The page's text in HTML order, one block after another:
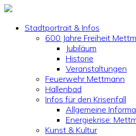
Stadtportrait & Infos
600 Jahre Freiheit
Jubiläum
Historie
Veranstaltungen
Feuerwehr Mettmann
Hallenbad
Infos für den Krisenfall
Allgemeine
Energiekrise:
Kunst & Kultur